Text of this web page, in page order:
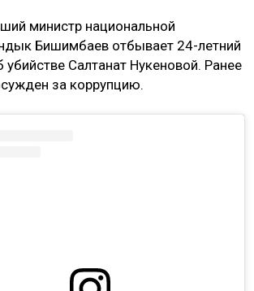
министр национальной
Бишимбаев отбывает 24-летний
убийстве Салтанат Нукеновой. Ранее
за коррупцию.